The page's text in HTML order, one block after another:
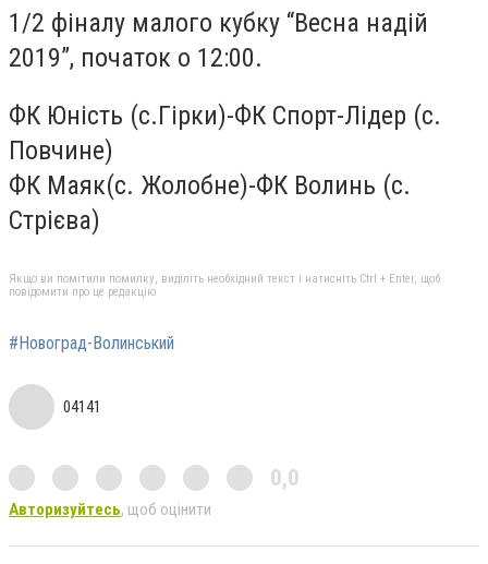
1/2 фіналу малого кубку “Весна надій
2019”, початок о 12:00.
ФК Юність (с.Гірки)-ФК Спорт-Лідер (с.
Повчине)
ФК Маяк(с. Жолобне)-ФК Волинь (с.
Стрієва)
Якщо ви помітили помилку, виділіть необхідний текст і натисніть Ctrl + Enter, щоб
повідомити про це редакцію
#Новоград-Волинський
04141
0,0
Авторизуйтесь, щоб оцінити